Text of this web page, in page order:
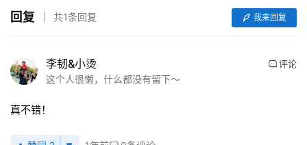
回复 共1条回复 我来回复
李韧&小烫
这个人很懒，什么都没有留下～
评论
真不错！